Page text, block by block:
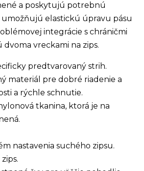
a poskytujú potrebnú
umožňujú elastickú úpravu pásu
integrácie s chráničmi
dvoma vreckami na zips.
predtvarovaný strih.
materiál pre dobré riadenie a
a rýchle schnutie.
tkanina, ktorá je na
nastavenia suchého zipsu.